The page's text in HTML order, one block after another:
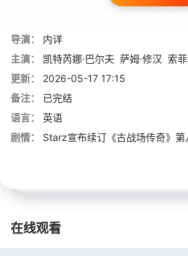
导演：
内详
主演：
凯特芮娜·巴尔夫 萨姆·修汉 索
更新：
2026-05-17 17:15
备注：
已完结
语言：
英语
剧情：
Starz宣布续订《古战场传奇》第
在线观看